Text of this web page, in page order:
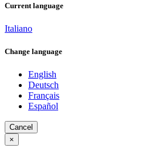
Current language
Italiano
Change language
English
Deutsch
Français
Español
Cancel
×